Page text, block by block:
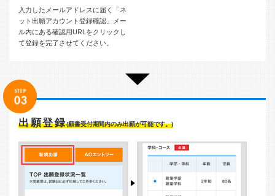
入力したメールアドレスに届く「ネ
ット出願アカウント登録確認」メー
ル内にある確認用URLをクリックし
て登録を完了させてください。
出願登録(願書受付期間内のみ出願が可能です。)